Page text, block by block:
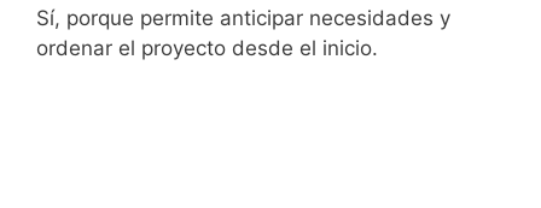
Sí, porque permite anticipar necesidades y
ordenar el proyecto desde el inicio.